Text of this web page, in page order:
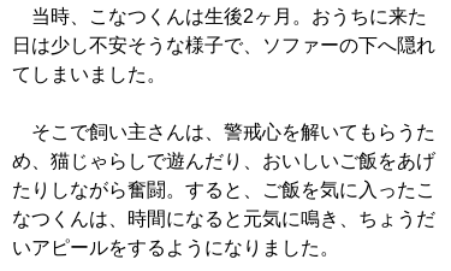
当時、こなつくんは生後2ヶ月。おうちに来た
日は少し不安そうな様子で、ソファーの下へ隠れ
てしまいました。
そこで飼い主さんは、警戒心を解いてもらうた
め、猫じゃらしで遊んだり、おいしいご飯をあげ
たりしながら奮闘。すると、ご飯を気に入ったこ
なつくんは、時間になると元気に鳴き、ちょうだ
いアピールをするようになりました。